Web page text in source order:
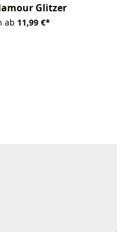
Glitzer
ab 11,99 €*